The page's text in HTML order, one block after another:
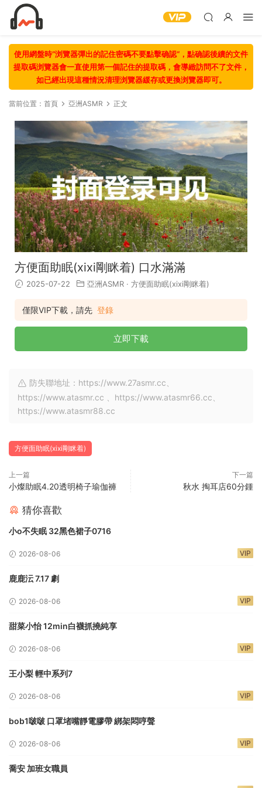
使用網盤時“浏覽器彈出的記住密碼不要點擊确認“，點确認後續的文件
提取碼浏覽器會一直使用第一個記住的提取碼，會導緻訪問不了文件，
如已經出現這種情況清理浏覽器緩存或更換浏覽器即可。
當前位置： 首頁 亞洲ASMR 正文
方便面助眠(xixi剛眯着) 口水滿滿
2025-07-22 亞洲ASMR · 方便面助眠(xixi剛眯着)
僅限VIP下載，請先 登錄
立即下載
防失聯地址：https://www.27asmr.cc、
https://www.atasmr.cc 、https://www.atasmr66.cc、
https://www.atasmr88.cc
方便面助眠(xixi剛眯着)
上一篇
小燦助眠4.20透明椅子瑜伽褲
下一篇
秋水 掏耳店60分鍾
猜你喜歡
小o不失眠 32黑色裙子0716
2026-08-06 VIP
鹿鹿沄 7.17 劇
2026-08-06 VIP
甜菜小怡 12min白襪抓撓純享
2026-08-06 VIP
王小梨 輕中系列7
2026-08-06 VIP
bob1啵啵 口罩堵嘴靜電膠帶 綁架悶哼聲
2026-08-06 VIP
喬安 加班女職員